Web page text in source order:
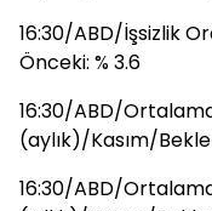
16:30/ABD/İşsizlik
Önceki: % 3.6
16:30/ABD/
(aylık)/Kasım/
16:30/ABD/